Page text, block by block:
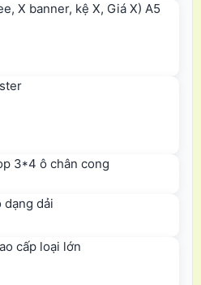
X banner, kệ X, Giá X) A5
3*4 ô chân cong
dạng dải
cấp loại lớn